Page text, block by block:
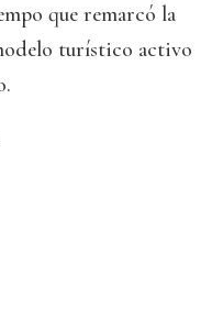
que remarcó la
turístico activo